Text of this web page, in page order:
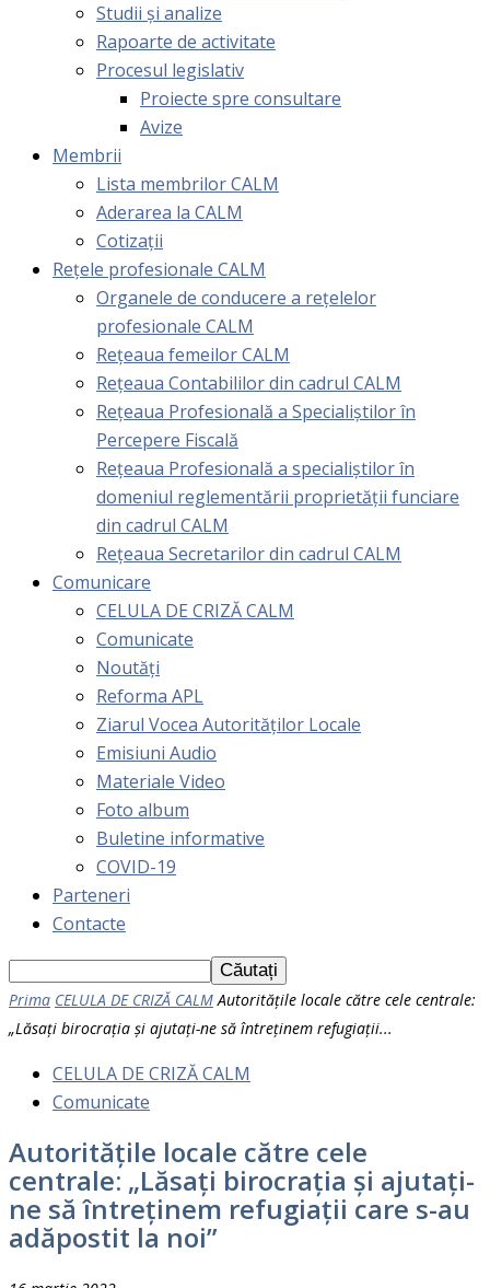
Studii și analize
Rapoarte de activitate
Procesul legislativ
Proiecte spre consultare
Avize
Membrii
Lista membrilor CALM
Aderarea la CALM
Cotizaţii
Rețele profesionale CALM
Organele de conducere a rețelelor
profesionale CALM
Rețeaua femeilor CALM
Rețeaua Contabililor din cadrul CALM
Rețeaua Profesională a Specialiștilor în
Percepere Fiscală
Reţeaua Profesională a specialiştilor în
domeniul reglementării proprietăţii funciare
din cadrul CALM
Rețeaua Secretarilor din cadrul CALM
Comunicare
CELULA DE CRIZĂ CALM
Comunicate
Noutăți
Reforma APL
Ziarul Vocea Autorităților Locale
Emisiuni Audio
Materiale Video
Foto album
Buletine informative
COVID-19
Parteneri
Contacte
Prima CELULA DE CRIZĂ CALM Autoritățile locale către cele centrale:
„Lăsați birocrația și ajutați-ne să întreținem refugiații...
CELULA DE CRIZĂ CALM
Comunicate
Autoritățile locale către cele
centrale: „Lăsați birocrația și ajutați-
ne să întreținem refugiații care s-au
adăpostit la noi”